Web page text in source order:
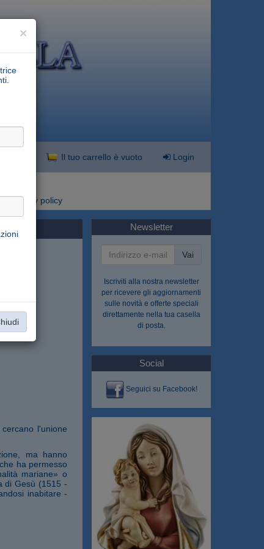
×
Il tuo carrello è vuoto Login
Privacy policy
l'unione
ma hanno
ha permesso
mariane» o
di Gesù (1515 -
inabitare -
Newsletter
Vai
Iscriviti alla nostra newsletter
per ricevere gli aggiornamenti
sulle novità e offerte speciali
direttamente nella tua casella
di posta.
Social
Seguici su Facebook!